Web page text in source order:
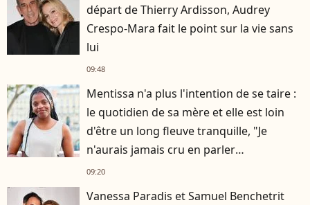
départ de Thierry Ardisson, Audrey
Crespo-Mara fait le point sur la vie sans
lui
09:48
Mentissa n'a plus l'intention de se taire :
le quotidien de sa mère et elle est loin
d'être un long fleuve tranquille, "Je
n'aurais jamais cru en parler
publiquement"
09:20
Vanessa Paradis et Samuel Benchetrit